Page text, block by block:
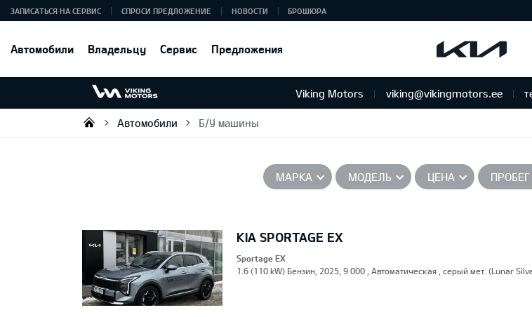
Автомобили Владельцу Сервис Предложения
ЗАПИСАТЬСЯ НА СЕРВИС СПРОСИ ПРЕДЛОЖЕНИЕ НОВОСТИ БРОШЮРА
Viking Motors viking@vikingmotors.ee
Viking Motors - Kia продажа, обслуживание и ремонт
Автомобили Б/У машины
МАРКА МОДЕЛЬ ЦЕНА ПРОБЕГ
KIA SPORTAGE EX
Sportage EX
1.6 (110 kW) Бензин, 2025, 9 000 , Автоматическая , серый мет. (Lunar